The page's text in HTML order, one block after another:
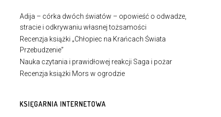
Adija – córka dwóch światów – opowieść o odwadze,
stracie i odkrywaniu własnej tożsamości
Recenzja książki „Chłopiec na Krańcach Świata
Przebudzenie”
Nauka czytania i prawidłowej reakcji Saga i pożar
Recenzja książki Mors w ogrodzie
KSIĘGARNIA INTERNETOWA